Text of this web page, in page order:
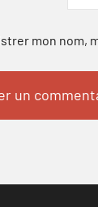
mon nom,